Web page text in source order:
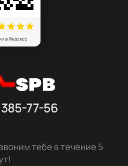
77-56
тебе в течение 5